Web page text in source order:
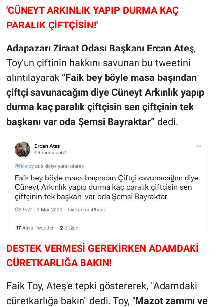
'CÜNEYT ARKINLIK YAPIP DURMA KAÇ
PARALIK ÇİFTÇİSİN!'
Adapazarı Ziraat Odası Başkanı Ercan Ateş,
Toy’un çiftinin hakkını savunan bu tweetini
alıntılayarak “Faik bey böyle masa başından
çiftçi savunacağım diye Cüneyt Arkınlık yapıp
durma kaç paralık çiftçisin sen çiftçinin tek
başkanı var oda Şemsi Bayraktar”dedi.
DESTEK VERMESİ GEREKİRKEN ADAMDAKİ
CÜRETKARLIĞA BAKIN!
Faik Toy, Ateş'e tepki göstererek, "Adamdaki
cüretkarlığa bakın" dedi. Toy, "Mazot zammı ve